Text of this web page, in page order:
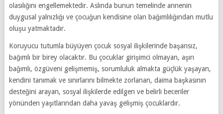
olasılığını engellemektedir. Aslında bunun temelinde annenin
duygusal yalnızlığı ve çocuğun kendisine olan bağımlılığından mutlu
oluşu yatmaktadır.
Koruyucu tutumla büyüyen çocuk sosyal ilişkilerinde başarısız,
bağımlı bir birey olacaktır. Bu çocuklar girişimci olmayan, aşırı
bağımlı, özgüveni gelişmemiş, sorumluluk almakta güçlük yaşayan,
kendini tanımak ve sınırlarını bilmekte zorlanan, daima başkasının
desteğini arayan, sosyal ilişkilerde edilgen ve belirli beceriler
yönünden yaşıtlarından daha yavaş gelişmiş çocuklardır.